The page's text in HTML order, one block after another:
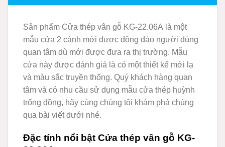
Sản phẩm Cửa thép vân gỗ KG-22.06A là một
mẫu cửa 2 cánh mới được đông đảo người dùng
quan tâm dù mới được đưa ra thị trường. Mẫu
cửa này được đánh giá là có một thiết kế mới lạ
và màu sắc truyền thống. Quý khách hàng quan
tâm và có nhu cầu sử dụng mẫu cửa thép huỳnh
trống đồng, hãy cùng chúng tôi khám phá chúng
qua bài viết dưới nhé.
Đặc tính nổi bật Cửa thép vân gỗ KG-